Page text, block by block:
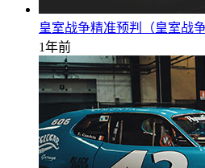
皇室战争精准预判（皇室战
1年前